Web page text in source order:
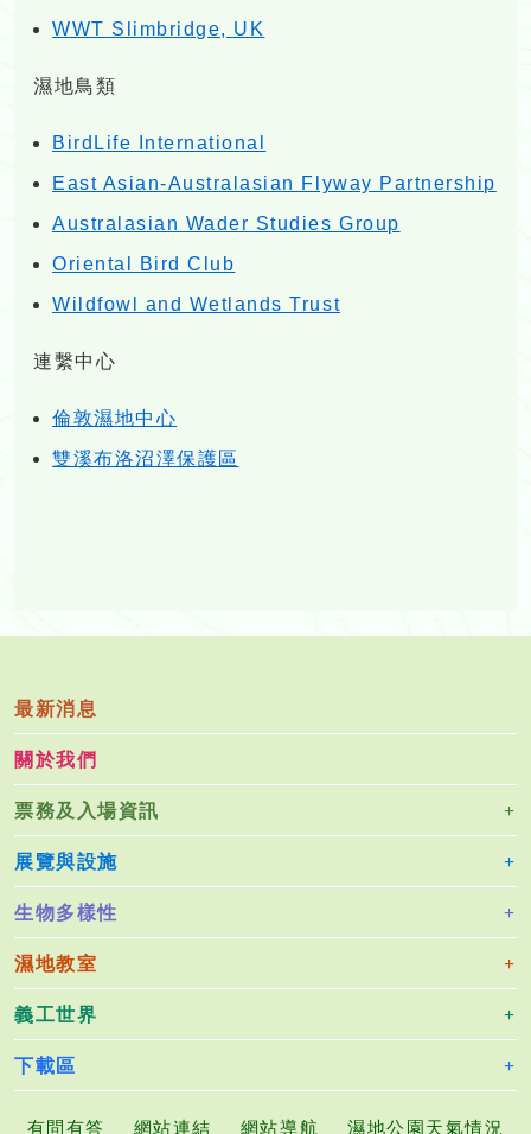
WWT Slimbridge, UK
濕地鳥類
BirdLife International
East Asian-Australasian Flyway Partnership
Australasian Wader Studies Group
Oriental Bird Club
Wildfowl and Wetlands Trust
連繫中心
倫敦濕地中心
雙溪布洛沼澤保護區
最新消息
關於我們
票務及入場資訊
展覽與設施
生物多樣性
濕地教室
義工世界
下載區
有問有答 網站連結 網站導航 濕地公園天氣情況